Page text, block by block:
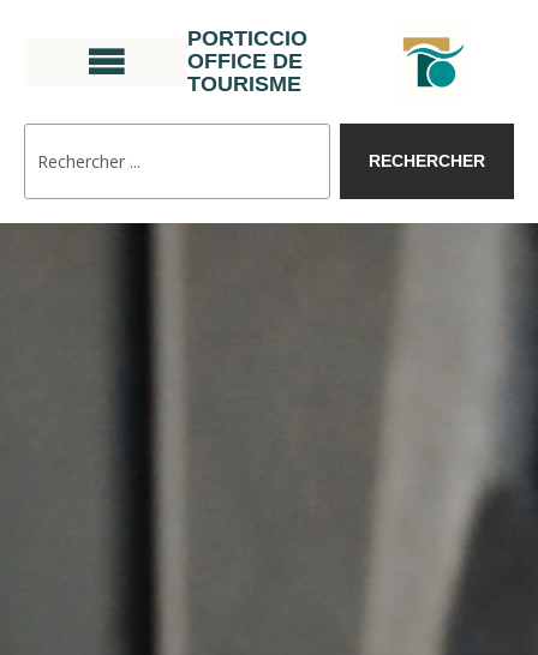
PORTICCIO
OFFICE DE
TOURISME
RECHERCHER